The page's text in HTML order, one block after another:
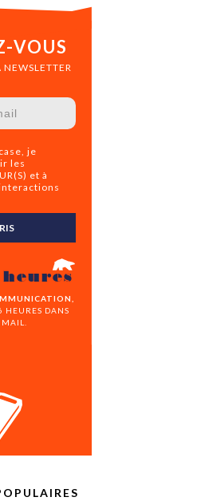
VOUS
je
les
et à
HEURES DANS